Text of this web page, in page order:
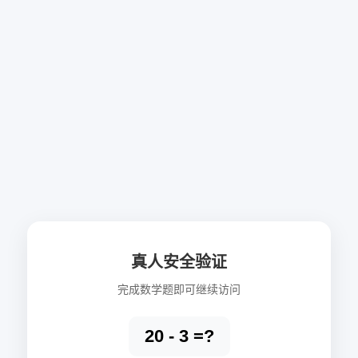
真人安全验证
完成数学题即可继续访问
20 - 3 =?